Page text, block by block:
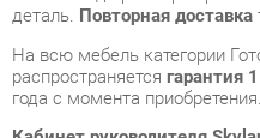
Кабинет руководителя
это качественное изделие
соответствующее
стандарту.
Надеемся, вы останетесь